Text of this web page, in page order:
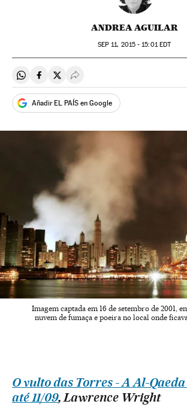
ANDREA AGUILAR
SEP 11, 2015 - 15:01EDT
Compartir en Whatsapp
Compartir en Facebook
Compartir en Twitter
Desplegar Redes Sociales
Añadir EL PAÍS en Google
Imagem captada em 16 de setembro de 2001,
nuvem de fumaça e poeira no local onde
O vulto das Torres - A Al-
até 11/09, Lawrence Wright